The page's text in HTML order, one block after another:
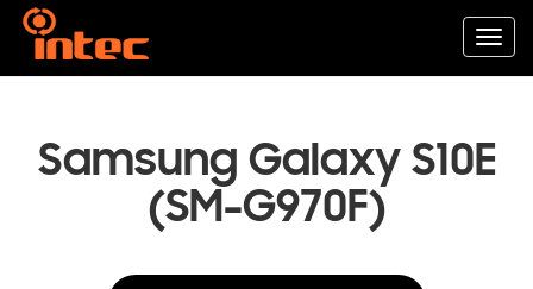
Samsung Galaxy S10E
(SM-G970F)